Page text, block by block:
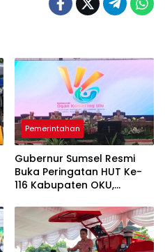
Pemerintahan
Gubernur Sumsel Resmi
Buka Peringatan HUT Ke-
116 Kabupaten OKU,
Gaungkan Optimisme
Pembangunan